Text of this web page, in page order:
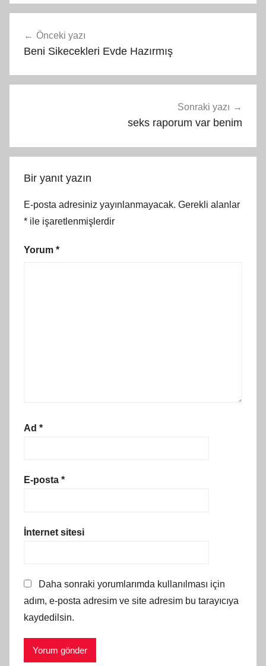
gezinmesi
Önceki yazı
Beni Sikecekleri Evde Hazırmış
Sonraki yazı
seks raporum var benim
Bir yanıt yazın
E-posta adresiniz yayınlanmayacak. Gerekli alanlar
* ile işaretlenmişlerdir
Yorum *
Ad *
E-posta *
İnternet sitesi
Daha sonraki yorumlarımda kullanılması için
adım, e-posta adresim ve site adresim bu tarayıcıya
kaydedilsin.